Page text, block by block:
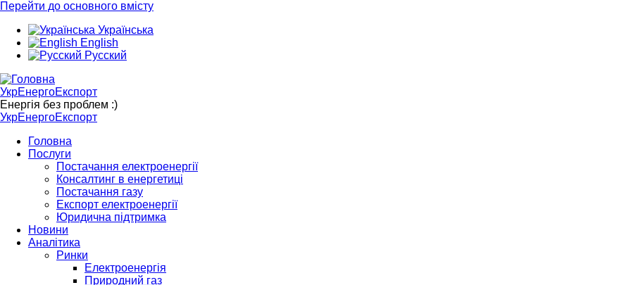
Перейти до основного вмісту
Українська
English
Русский
УкрЕнергоЕкспорт
Енергія без проблем :)
УкрЕнергоЕкспорт
Головна
Послуги
Постачання електроенергії
Консалтинг в енергетиці
Постачання газу
Експорт електроенергії
Юридична підтримка
Новини
Аналітика
Ринки
Електроенергія
Природний газ